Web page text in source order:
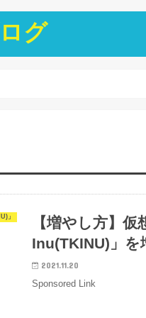
グ
」
【増やし方】
Inu(TKINU)」を
2021.11.20
Sponsored Link